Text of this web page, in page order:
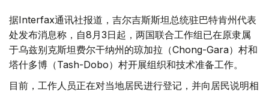
据Interfax通讯社报道，吉尔吉斯斯坦总统驻巴特肯州代表
处发布消息称，自8月3日起，两国联合工作组已在原隶属
于乌兹别克斯坦费尔干纳州的琼加拉（Chong-Gara）村和
塔什多博（Tash-Dobo）村开展组织和技术准备工作。
目前，工作人员正在对当地居民进行登记，并向居民说明相